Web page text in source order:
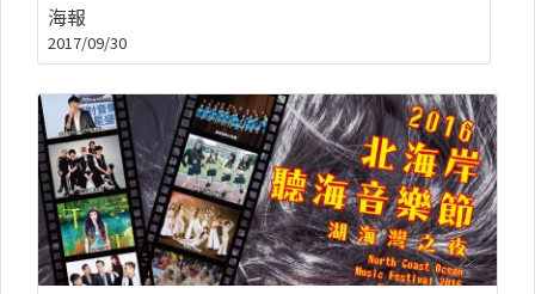
海報
2017/09/30